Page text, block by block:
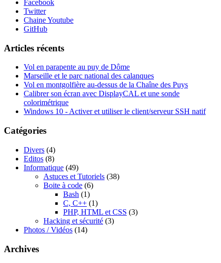
Facebook
Twitter
Chaine Youtube
GitHub
Articles récents
Vol en parapente au puy de Dôme
Marseille et le parc national des calanques
Vol en montgolfière au-dessus de la Chaîne des Puys
Calibrer son écran avec DisplayCAL et une sonde
colorimétrique
Windows 10 - Activer et utiliser le client/serveur SSH natif
Catégories
Divers (4)
Editos (8)
Informatique (49)
Astuces et Tutoriels (38)
Boite à code (6)
Bash (1)
C, C++ (1)
PHP, HTML et CSS (3)
Hacking et sécurité (3)
Photos / Vidéos (14)
Archives